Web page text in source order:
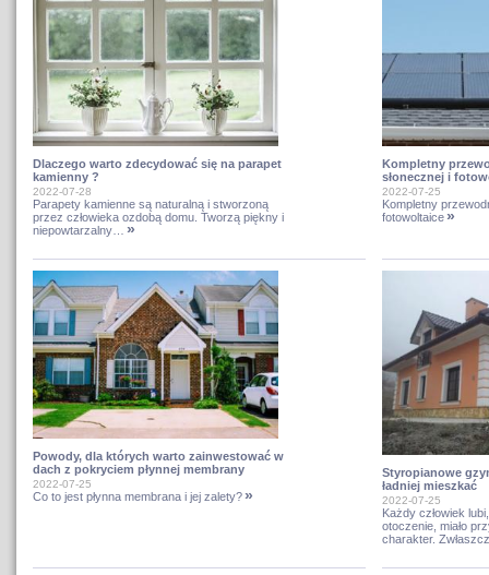
Dlaczego warto zdecydować się na parapet
kamienny ?
2022-07-28
Parapety kamienne są naturalną i stworzoną
przez człowieka ozdobą domu. Tworzą piękny i
niepowtarzalny…
»
Kompletny
słonecznej i
2022-07-25
Kompletny
fotowoltaice»
Powody, dla których warto zainwestować w
dach z pokryciem płynnej membrany
2022-07-25
Co to jest płynna membrana i jej zalety?»
Styropianowe
ładniej mieszkać
2022-07-25
Każdy człowiek
otoczenie, miało
charakter.